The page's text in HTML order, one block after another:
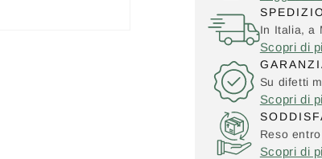
In Italia, a
Scopri di
Su difetti
Scopri di
Reso
Scopri di